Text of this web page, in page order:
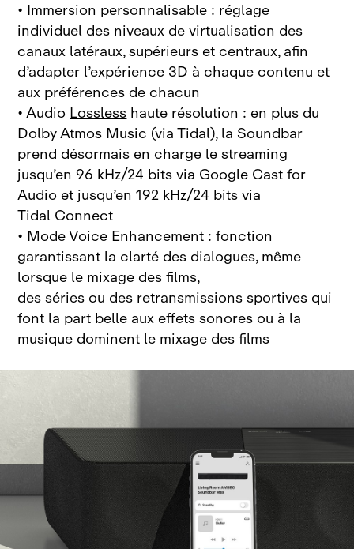
• Immersion personnalisable : réglage
individuel des niveaux de virtualisation des
canaux latéraux, supérieurs et centraux, afin
d’adapter l’expérience 3D à chaque contenu et
aux préférences de chacun
• AudioLosslesshaute résolution : en plus du
Dolby Atmos Music (via Tidal), la Soundbar
prend désormais en charge le streaming
jusqu’en 96 kHz/24 bits via Google Cast for
Audio et jusqu’en 192 kHz/24 bits via
Tidal Connect
• Mode Voice Enhancement : fonction
garantissant la clarté des dialogues, même
lorsque le mixage des films,
des séries ou des retransmissions sportives qui
font la part belle aux effets sonores ou à la
musique dominent le mixage des films